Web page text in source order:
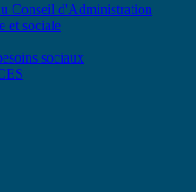
Conseil d'Administration
et sociale
sociaux